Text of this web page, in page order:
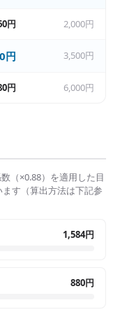
円 2,000円
円 3,500円
円 6,000円
（×0.88）を適用した目
す（算出方法は下記参
1,584円
880円